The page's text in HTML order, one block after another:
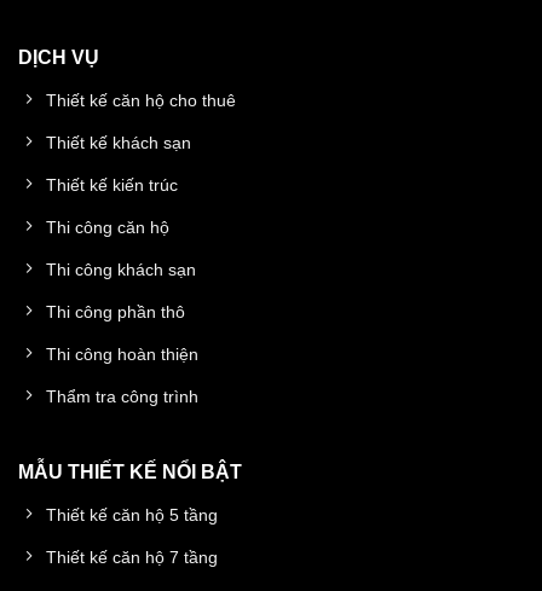
DỊCH VỤ
Thiết kế căn hộ cho thuê
Thiết kế khách sạn
Thiết kế kiến trúc
Thi công căn hộ
Thi công khách sạn
Thi công phần thô
Thi công hoàn thiện
Thẩm tra công trình
MẪU THIẾT KẾ NỔI BẬT
Thiết kế căn hộ 5 tầng
Thiết kế căn hộ 7 tầng